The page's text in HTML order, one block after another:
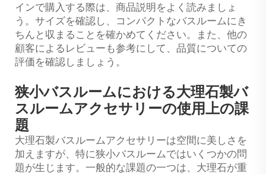
インで購入する際は、商品説明をよく読みましょ
う。サイズを確認し、コンパクトなバスルームにき
ちんと収まることを確かめてください。また、他の
顧客によるレビューも参考にして、品質についての
評価を確認しましょう。
狭小バスルームにおける大理石製バ
スルームアクセサリーの使用上の課
題
大理石製バスルームアクセサリーは空間に美しさを
加えますが、特に狭小バスルームではいくつかの問
題が生じます。一般的な課題の一つは、大理石が重